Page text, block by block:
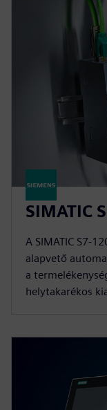
SIMATIC
A SIMATIC S7-
alapvető
a
helytakarékos